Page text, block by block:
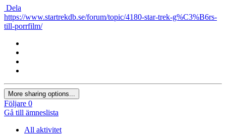
Dela
https://www.startrekdb.se/forum/topic/4180-star-trek-g%C3%B6rs-
till-porrfilm/
More sharing options...
Följare 0
Gå till ämneslista
All aktivitet